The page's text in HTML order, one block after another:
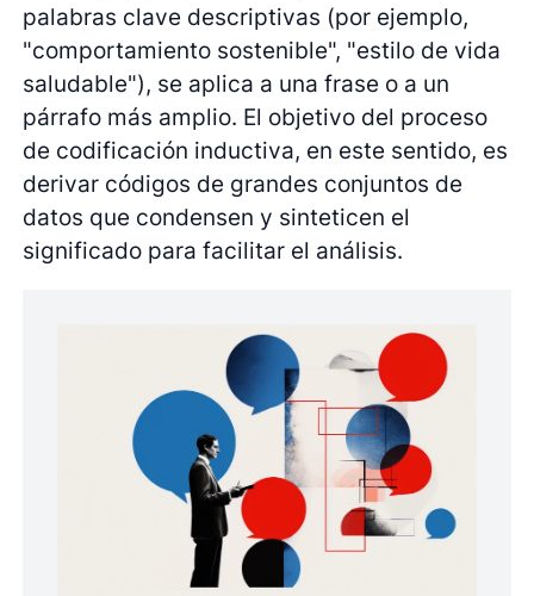
palabras clave descriptivas (por ejemplo,
"comportamiento sostenible", "estilo de vida
saludable"), se aplica a una frase o a un
párrafo más amplio. El objetivo del proceso
de codificación inductiva, en este sentido, es
derivar códigos de grandes conjuntos de
datos que condensen y sinteticen el
significado para facilitar el análisis.